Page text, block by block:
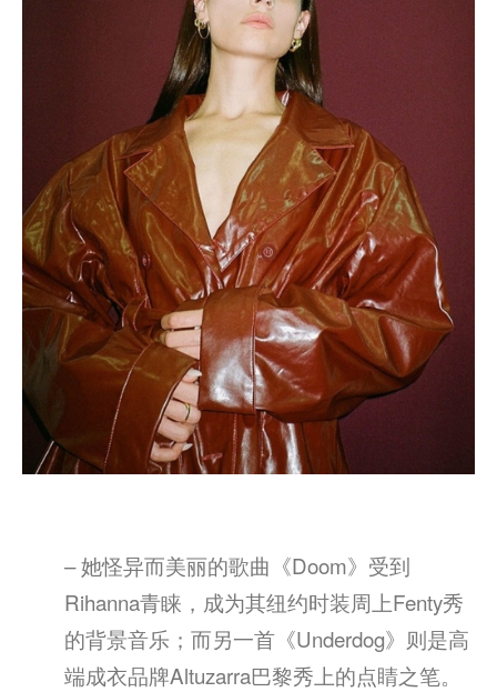
– 她怪异而美丽的歌曲《Doom》受到
Rihanna青睐，成为其纽约时装周上Fenty秀
的背景音乐；而另一首《Underdog》则是高
端成衣品牌Altuzarra巴黎秀上的点睛之笔。